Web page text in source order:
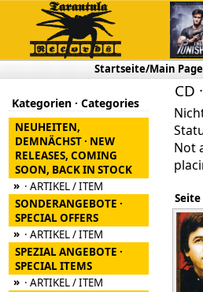
Startseite/Main Page
Kategorien · Categories
NEUHEITEN,
DEMNÄCHST · NEW
RELEASES, COMING
SOON, BACK IN STOCK
» · ARTIKEL / ITEM
SONDERANGEBOTE ·
SPECIAL OFFERS
» · ARTIKEL / ITEM
SPEZIAL ANGEBOTE ·
SPECIAL ITEMS
» · ARTIKEL / ITEM
CD
Not